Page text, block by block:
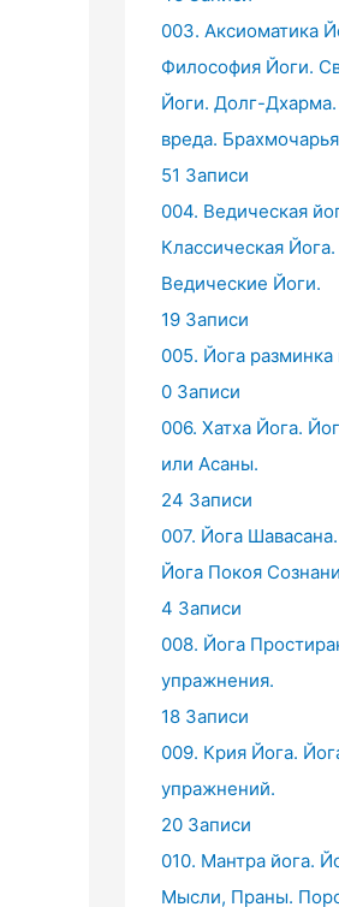
003. Аксиоматика
Философия Йоги.
Йоги. Долг-
вреда.
51 Записи
004. Ведическая
Классическая
Ведические Йоги.
19 Записи
005. Йога разминка
0 Записи
006. Хатха Йога.
или Асаны.
24 Записи
007. Йога
Йога Покоя
4 Записи
008. Йога
упражнения.
18 Записи
009. Крия Йога.
упражнений.
20 Записи
010. Мантра йога.
Мысли, Праны.